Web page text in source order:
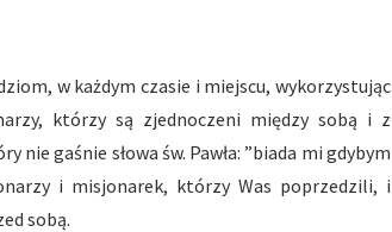
w każdym czasie i miejscu, wykorzystując
którzy są zjednoczeni między sobą i z
nie gaśnie słowa św. Pawła: ”biada mi gdybym
i misjonarek, którzy Was poprzedzili, i
sobą.